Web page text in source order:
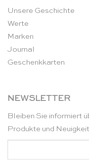
Unsere Geschichte
Werte
Marken
Journal
Geschenkkarten
NEWSLETTER
Bleiben Sie informiert
Produkte und